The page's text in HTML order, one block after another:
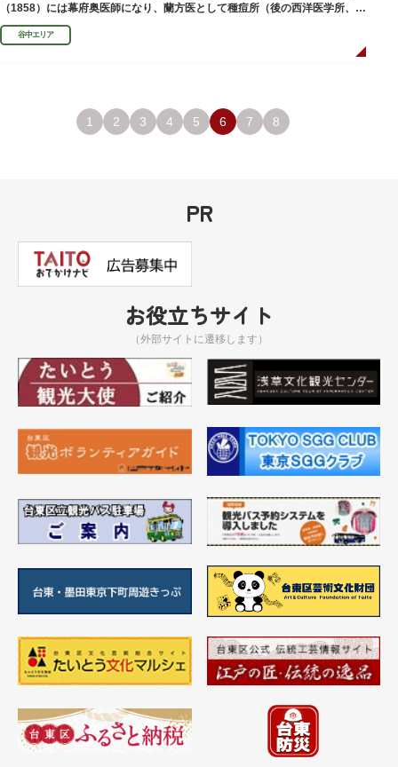
（1858）には幕府奥医師になり、蘭方医として種痘所（後の西洋医学所、現
東京大学医学部）の開設などに尽力し、明治4年（1871）72歳で没しまし
た。谷中エリア
1 2 3 4 5 6 7 8
PR
お役立ちサイト
（外部サイトに遷移します）